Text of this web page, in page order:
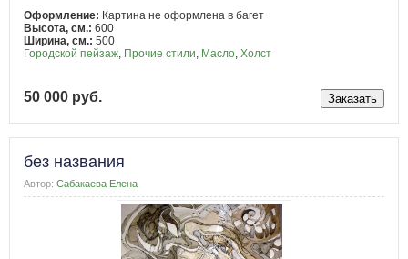
Оформление: Картина не оформлена в багет
Высота, см.: 600
Ширина, см.: 500
Городской пейзаж, Прочие стили, Масло, Холст
50 000 руб.
без названия
Автор: Сабакаева Елена